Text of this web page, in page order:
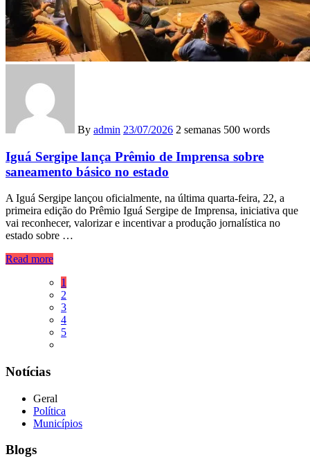
By admin 23/07/2026 2 semanas 500 words
Iguá Sergipe lança Prêmio de Imprensa sobre
saneamento básico no estado
A Iguá Sergipe lançou oficialmente, na última quarta-feira, 22, a
primeira edição do Prêmio Iguá Sergipe de Imprensa, iniciativa que
vai reconhecer, valorizar e incentivar a produção jornalística no
estado sobre …
Read more
1
2
3
4
5
Notícias
Geral
Política
Municípios
Blogs